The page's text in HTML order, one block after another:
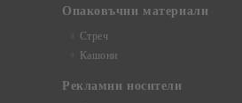
Опаковъчни материали
Стреч
Кашони
Рекламни носители